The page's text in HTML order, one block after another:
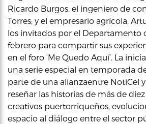
Ricardo Burgos, el ingeniero de
Torres; y el empresario agrícola,
los invitados por el Departamento
febrero para compartir sus
en el foro ‘Me Quedo Aquí’. La
una serie especial en temporada
parte de una alianzaentre NotiCel
reseñar las historias de más de
creativos puertorriqueños,
espacio al diálogo entre el sector